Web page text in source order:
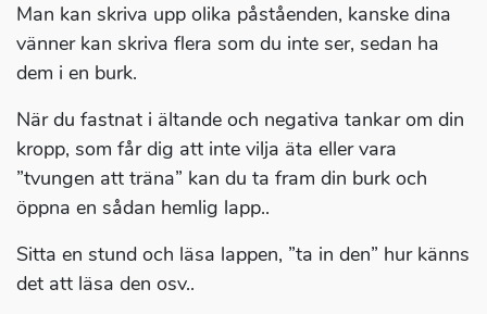
Man kan skriva upp olika påståenden, kanske dina
vänner kan skriva flera som du inte ser, sedan ha
dem i en burk.
När du fastnat i ältande och negativa tankar om din
kropp, som får dig att inte vilja äta eller vara
”tvungen att träna” kan du ta fram din burk och
öppna en sådan hemlig lapp..
Sitta en stund och läsa lappen, ”ta in den” hur känns
det att läsa den osv..